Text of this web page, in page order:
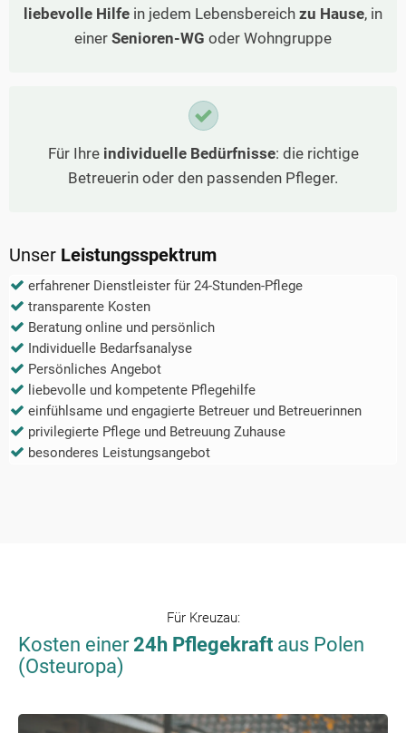
liebevolle Hilfe in jedem Lebensbereich zu Hause, in
einer Senioren-WG oder Wohngruppe
Für Ihre individuelle Bedürfnisse: die richtige
Betreuerin oder den passenden Pfleger.
Unser Leistungsspektrum
erfahrener Dienstleister für 24-Stunden-Pflege
transparente Kosten
Beratung online und persönlich
Individuelle Bedarfsanalyse
Persönliches Angebot
liebevolle und kompetente Pflegehilfe
einfühlsame und engagierte Betreuer und Betreuerinnen
privilegierte Pflege und Betreuung Zuhause
besonderes Leistungsangebot
Für Kreuzau:
Kosten einer24h Pflegekraft aus Polen
(Osteuropa)